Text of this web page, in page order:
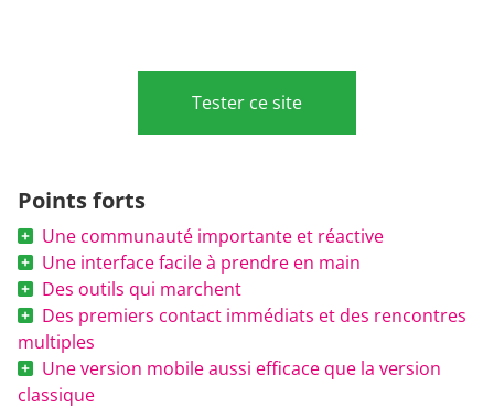
Points forts
Une communauté importante et réactive
Une interface facile à prendre en main
Des outils qui marchent
Des premiers contact immédiats et des rencontres
multiples
Une version mobile aussi efficace que la version
classique
Tester ce site